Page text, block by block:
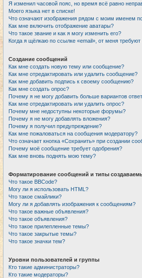
Я изменил часовой пояс, но время всё равно
Моего языка нет в списке!
Что означают изображения рядом с моим именем
Как мне включить отображение аватары?
Что такое звание и как я могу изменить его?
Когда я щёлкаю по ссылке «email», от меня
Создание сообщений
Как мне создать новую тему или сообщение?
Как мне отредактировать или удалить сообщение?
Как мне добавить подпись к своему сообщению?
Как мне создать опрос?
Почему я не могу добавить больше вариантов
Как мне отредактировать или удалить опрос?
Почему мне недоступны некоторые форумы?
Почему я не могу добавлять вложения?
Почему я получил предупреждение?
Как мне пожаловаться на сообщения модератору?
Что означает кнопка «Сохранить» при создании
Почему моё сообщение требует одобрения?
Как мне вновь поднять мою тему?
Форматирование сообщений и типы
Что такое BBCode?
Могу ли я использовать HTML?
Что такое смайлики?
Могу ли я добавлять изображения к сообщениям?
Что такое важные объявления?
Что такое объявления?
Что такое прилепленные темы?
Что такое закрытые темы?
Что такое значки тем?
Уровни пользователей и группы
Кто такие администраторы?
Кто такие модераторы?